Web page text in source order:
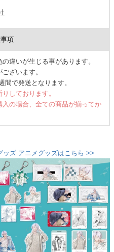
項
違いが生じる事があります。
ざいます。
間で発送となります。
しております。
入の場合、全ての商品が揃ってか
ッズ アニメグッズはこちら >>